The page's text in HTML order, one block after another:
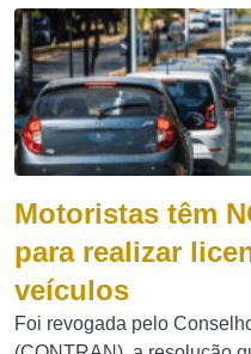
Motoristas têm
para realizar
veículos
Foi revogada pelo